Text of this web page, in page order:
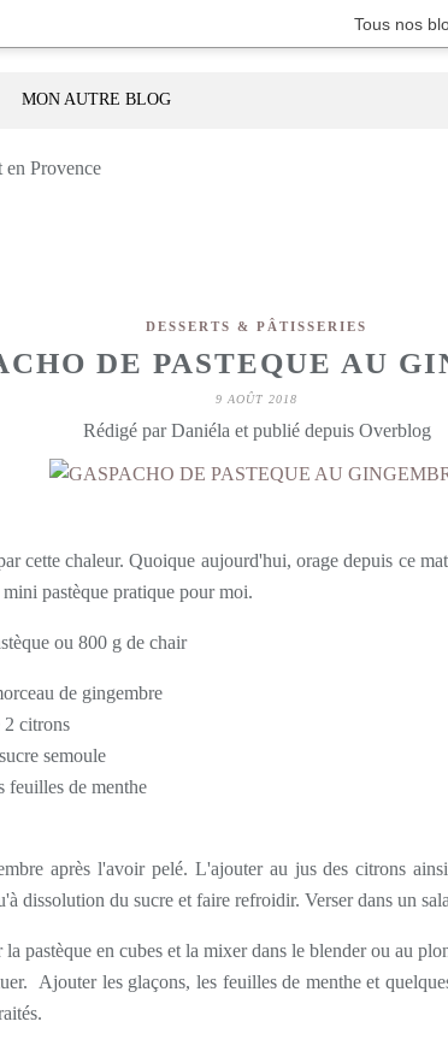
Tous nos
MON AUTRE BLOG
DESSERTS & PÂTISSERIES
DE PASTEQUE AU
9 AOÛT 2018
Rédigé par Daniéla et publié depuis Overblog
cette chaleur. Quoique aujourd'hui, orage depuis ce
pastèque pratique pour moi.
ou 800 g de chair
de gingembre
2 citrons
semoule
feuilles de menthe
après l'avoir pelé. L'ajouter au jus des citrons
dissolution du sucre et faire refroidir. Verser dans un
la pastèque en cubes et la mixer dans le blender ou au
Ajouter les glaçons, les feuilles de menthe et